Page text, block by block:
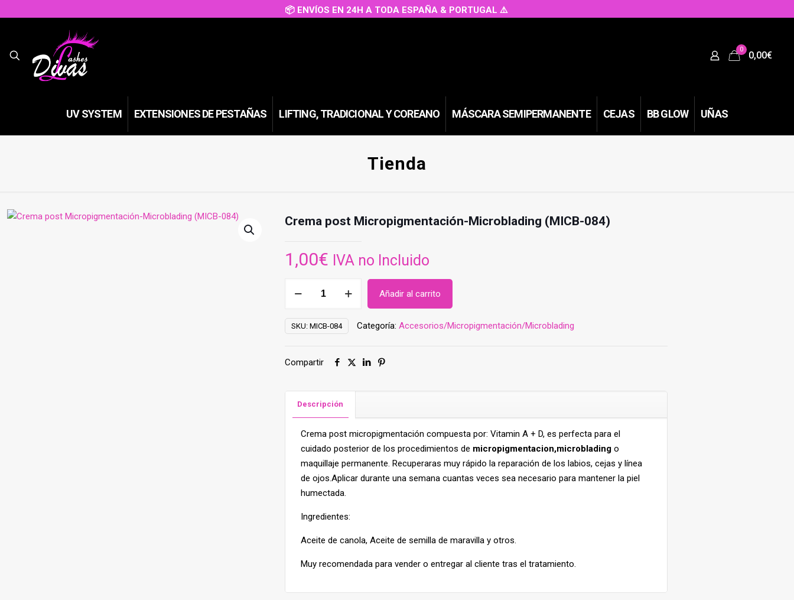
📦 ENVÍOS EN 24H A TODA ESPAÑA & PORTUGAL ⚠️
0
0,00€
UV SYSTEM EXTENSIONES DE PESTAÑAS LIFTING, TRADICIONAL Y COREANO MÁSCARA SEMIPERMANENTE CEJAS BB GLOW UÑAS
Tienda
Crema post Micropigmentación-Microblading (MICB-084)
1,00€ IVA no Incluido
Microblading
084)
Añadir al carrito
SKU:MICB-084 Categoría:Accesorios/Micropigmentación/Microblading
Compartir
Descripción
Crema post micropigmentación compuesta por: Vitamin A + D, es perfecta para el
cuidado posterior de los procedimientos de micropigmentacion,microblading o
maquillaje permanente. Recuperaras muy rápido la reparación de los labios, cejas y línea
de ojos.Aplicar durante una semana cuantas veces sea necesario para mantener la piel
humectada.
Ingredientes:
Aceite de canola, Aceite de semilla de maravilla y otros.
Muy recomendada para vender o entregar al cliente tras el tratamiento.